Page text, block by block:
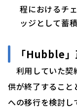
程におけるチ
ッジとして蓄
「Hubble
利用していた契
供が終了すること
への移行を検討